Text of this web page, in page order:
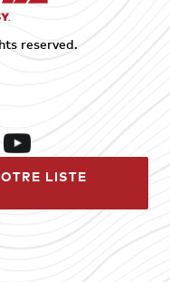
reserved.
LISTE